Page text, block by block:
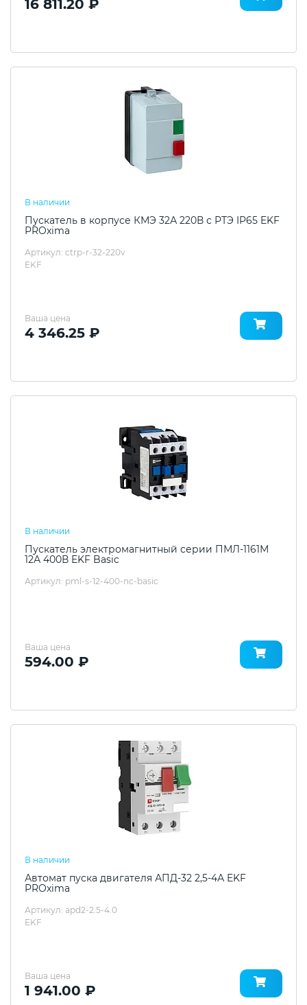
16 811.20 ₽
В наличии
Пускатель в корпусе КМЭ 32А 220В с РТЭ IP65 EKF
PROxima
Артикул: ctrp-r-32-220v
EKF
Ваша цена
4 346.25 ₽
В наличии
Пускатель электромагнитный серии ПМЛ-1161М
12А 400В EKF Basic
Артикул: pml-s-12-400-nc-basic
Ваша цена
594.00 ₽
В наличии
Автомат пуска двигателя АПД-32 2,5-4А EKF
PROxima
Артикул: apd2-2.5-4.0
EKF
Ваша цена
1 941.00 ₽